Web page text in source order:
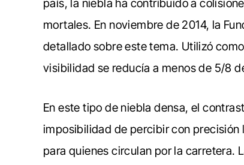
país, la niebla ha contribuido a
mortales. En noviembre de 2014, la
detallado sobre este tema. Utilizó
visibilidad se reducía a menos de 5/8
En este tipo de niebla densa, el
imposibilidad de percibir con
para quienes circulan por la carretera.